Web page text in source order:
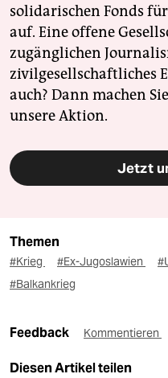
solidarischen Fonds
auf. Eine offene
zugänglichen
zivilgesellschaftliches
auch? Dann machen
unsere Aktion.
Jetzt
Themen
#Krieg #Ex-Jugoslawien
#Balkankrieg
Feedback Kommentieren
Diesen Artikel teilen